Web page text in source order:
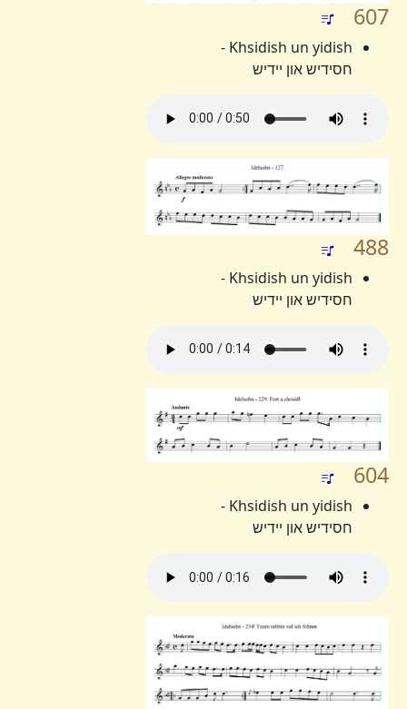
607
Khsidish un yidish -
חסידיש און יידיש
488
Khsidish un yidish -
חסידיש און יידיש
604
Khsidish un yidish -
חסידיש און יידיש